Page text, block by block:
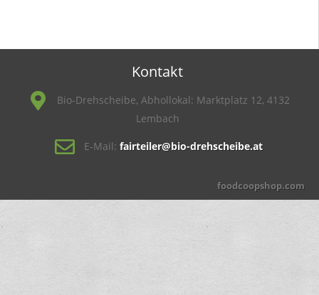
Kontakt
Bio-Drehscheibe, Abhollokal: Marktplatz 12, 4132
Lembach
E-Mail: fairteiler@bio-drehscheibe.at
foodcoopshop.com